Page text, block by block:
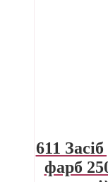
611
фарб